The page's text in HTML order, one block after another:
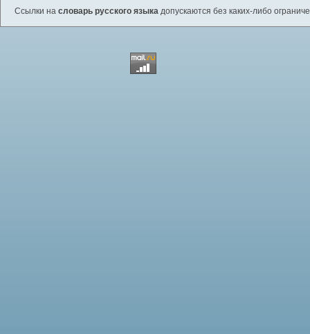
Ссылки на словарь русского языка допускаются без каких-либо